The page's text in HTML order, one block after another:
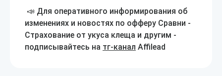
📣 Для оперативного информирования об
изменениях и новостях по офферу Сравни -
Страхование от укуса клеща и другим -
подписывайтесь на тг-канал Affilead